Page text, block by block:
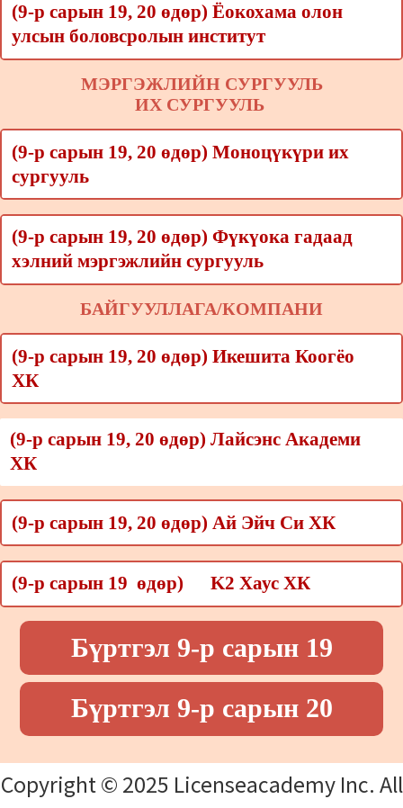
(9-р сарын 19, 20 өдөр) Ёокохама олон
улсын боловсролын институт
МЭРГЭЖЛИЙН СУРГУУЛЬ
ИХ СУРГУУЛЬ
(9-р сарын 19, 20 өдөр) Моноцүкүри их
сургууль
(9-р сарын 19, 20 өдөр) Фүкүока гадаад
хэлний мэргэжлийн сургууль
БАЙГУУЛЛАГА/КОМПАНИ
(9-р сарын 19, 20 өдөр) Икешита Коогёо
ХК
(9-р сарын 19, 20 өдөр) Лайсэнс Академи
ХК
(9-р сарын 19, 20 өдөр) Ай Эйч Си ХК
(9-р сарын 19 өдөр) K2 Хаус ХК
Бүртгэл 9-р сарын 19
Бүртгэл 9-р сарын 20
Copyright © 2025 Licenseacademy Inc. All